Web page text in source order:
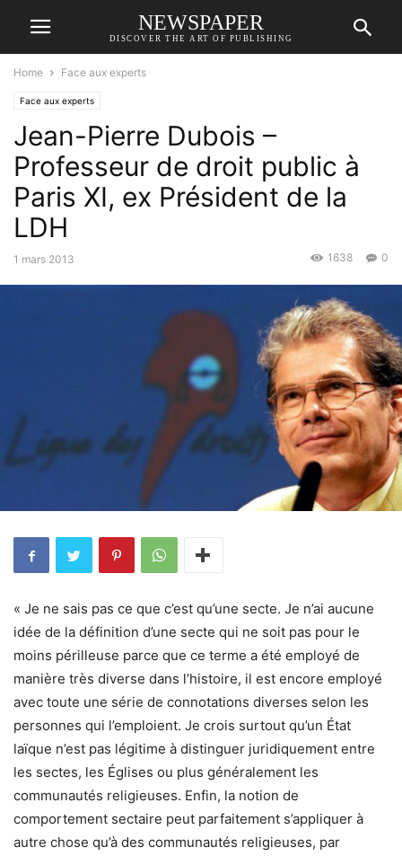
NEWSPAPER
DISCOVER THE ART OF PUBLISHING
Home Face aux experts
Face aux experts
Jean-Pierre Dubois –
Professeur de droit public à
Paris XI, ex Président de la
LDH
1 mars 2013 0
1638
« Je ne sais pas ce que c’est qu’une secte. Je n’ai aucune
idée de la définition d’une secte qui ne soit pas pour le
moins périlleuse parce que ce terme a été employé de
manière très diverse dans l’histoire, il est encore employé
avec toute une série de connotations diverses selon les
personnes qui l’emploient. Je crois surtout qu’un État
laïque n’est pas légitime à distinguer juridiquement entre
les sectes, les Églises ou plus généralement les
communautés religieuses. Enfin, la notion de
comportement sectaire peut parfaitement s’appliquer à
autre chose qu’à des communautés religieuses, par